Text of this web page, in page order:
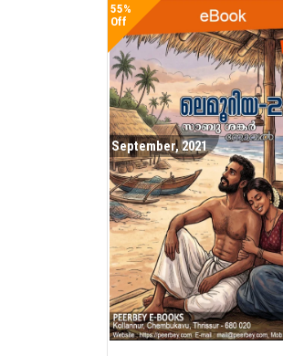
55%
Off
September, 2021